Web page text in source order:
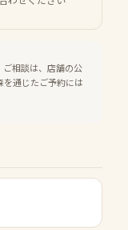
ご相談は、店舗の公
通じたご予約には